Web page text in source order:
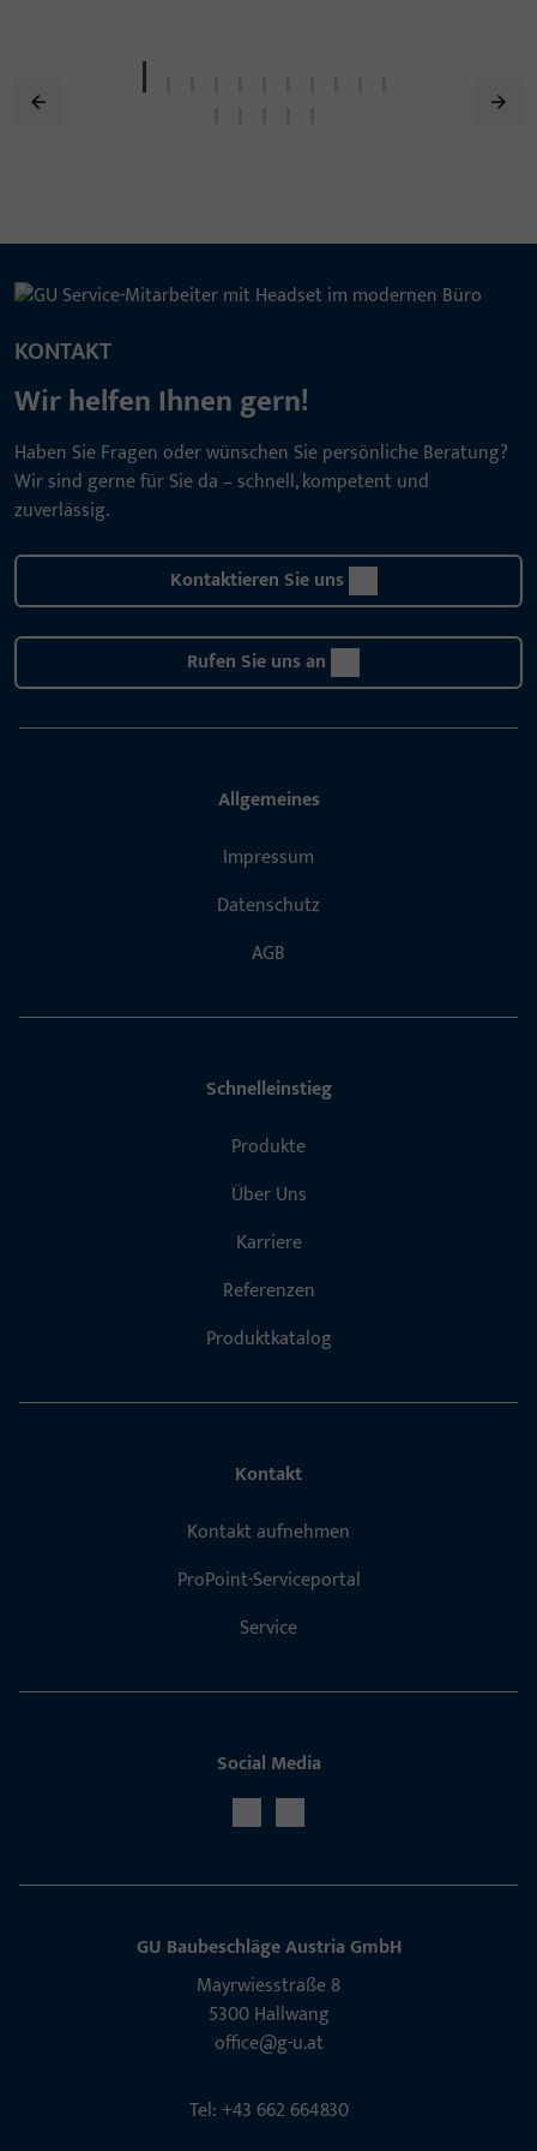
KONTAKT
Wir helfen Ihnen gern!
Haben Sie Fragen oder wünschen Sie persönliche Beratung?
Wir sind gerne für Sie da – schnell, kompetent und
zuverlässig.
Kontaktieren Sie uns
Rufen Sie uns an
Allgemeines
Impressum
Datenschutz
AGB
Schnelleinstieg
Produkte
Über Uns
Karriere
Referenzen
Produktkatalog
Kontakt
Kontakt aufnehmen
ProPoint-Serviceportal
Service
Social Media
GU Baubeschläge Aus­tria GmbH
Mayrwies­straße 8
5300 Hall­wang
office@g-u.at
Tel: +43 662 664830